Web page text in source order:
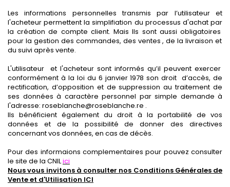
Les informations personnelles transmis par l’utilisateur et
l'acheteur permettentla simplifiation du processus d'achat par
la création de compte client. Mais Ils sont aussi obligatoires
pour la gestion des commandes, des ventes , de la livraison et
du suivi après vente.
L'utilisateur et l'acheteur sont informés qu’il peuvent exercer
conformément à la loi du 6 janvier 1978 son droit d’accès, de
rectification, d’opposition et de suppression au traitement de
ses données à caractère personnel par simple demande à
l'adresse: roseblanche@roseblanche.re .
Ils bénéficient également du droit à la portabilité de vos
données et de la possibilité de donner des directives
concernant vos données, en cas de décès.
Pour des informaions complementaires pour pouvez consulter
le site de la CNILici
Nous vous invitons à consulter nos Conditions Générales de
Vente et d'Utilisation ICI